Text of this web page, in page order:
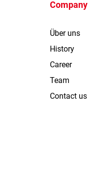
Company
Über uns
History
Career
Team
Contact us